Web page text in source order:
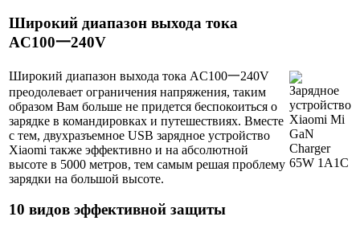
Широкий диапазон выхода тока
AC100一240V
Широкий диапазон выхода тока AC100一240V
преодолевает ограничения напряжения, таким
образом Вам больше не придется беспокоиться о
зарядке в командировках и путешествиях. Вместе
с тем, двухразъемное USB зарядное устройство
Xiaomi также эффективно и на абсолютной
высоте в 5000 метров, тем самым решая проблему
зарядки на большой высоте.
10 видов эффективной защиты